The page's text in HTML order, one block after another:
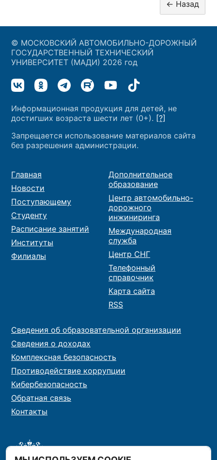
© МОСКОВСКИЙ АВТОМОБИЛЬНО-ДОРОЖНЫЙ
ГОСУДАРСТВЕННЫЙ ТЕХНИЧЕСКИЙ
УНИВЕРСИТЕТ (МАДИ) 2026 год
Информационная продукция для детей, не
достигших возраста шести лет (0+). [?]
Запрещается использование материалов сайта
без разрешения администрации.
Главная
Новости
Поступающему
Студенту
Расписание занятий
Институты
Филиалы
Дополнительное
образование
Центр автомобильно-
дорожного
инжиниринга
Международная
служба
Центр СНГ
Телефонный
справочник
Карта сайта
RSS
Сведения об образовательной организации
Сведения о доходах
Комплексная безопасность
Противодействие коррупции
Кибербезопасность
Обратная связь
Контакты